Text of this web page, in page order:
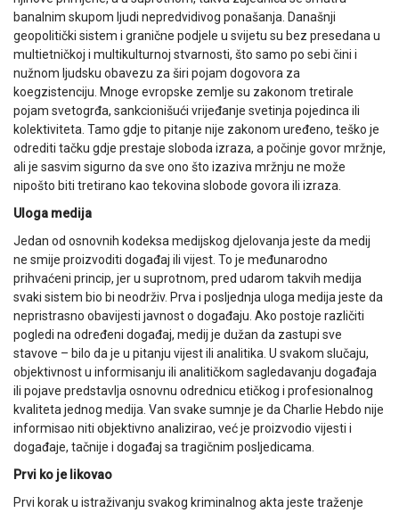
banalnim skupom ljudi nepredvidivog ponašanja. Današnji
geopolitički sistem i granične podjele u svijetu su bez presedana u
multietničkoj i multikulturnoj stvarnosti, što samo po sebi čini i
nužnom ljudsku obavezu za širi pojam dogovora za
koegzistenciju. Mnoge evropske zemlje su zakonom tretirale
pojam svetogrđa, sankcionišući vrijeđanje svetinja pojedinca ili
kolektiviteta. Tamo gdje to pitanje nije zakonom uređeno, teško je
odrediti tačku gdje prestaje sloboda izraza, a počinje govor mržnje,
ali je sasvim sigurno da sve ono što izaziva mržnju ne može
nipošto biti tretirano kao tekovina slobode govora ili izraza.
Uloga medija
Jedan od osnovnih kodeksa medijskog djelovanja jeste da medij
ne smije proizvoditi događaj ili vijest. To je međunarodno
prihvaćeni princip, jer u suprotnom, pred udarom takvih medija
svaki sistem bio bi neodrživ. Prva i posljednja uloga medija jeste da
nepristrasno obavijesti javnost o događaju. Ako postoje različiti
pogledi na određeni događaj, medij je dužan da zastupi sve
stavove – bilo da je u pitanju vijest ili analitika. U svakom slučaju,
objektivnost u informisanju ili analitičkom sagledavanju događaja
ili pojave predstavlja osnovnu odrednicu etičkog i profesionalnog
kvaliteta jednog medija. Van svake sumnje je da Charlie Hebdo nije
informisao niti objektivno analizirao, već je proizvodio vijesti i
događaje, tačnije i događaj sa tragičnim posljedicama.
Prvi ko je likovao
Prvi korak u istraživanju svakog kriminalnog akta jeste traženje